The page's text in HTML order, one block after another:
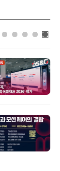
진
선
2
니
출